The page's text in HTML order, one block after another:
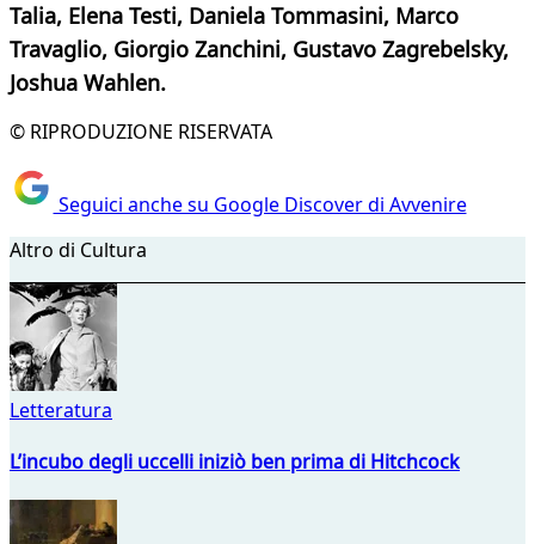
Talia, Elena Testi, Daniela Tommasini, Marco
Travaglio, Giorgio Zanchini, Gustavo Zagrebelsky,
Joshua Wahlen.
© RIPRODUZIONE RISERVATA
Seguici anche su Google Discover di Avvenire
Altro di Cultura
Letteratura
L’incubo degli uccelli iniziò ben prima di Hitchcock